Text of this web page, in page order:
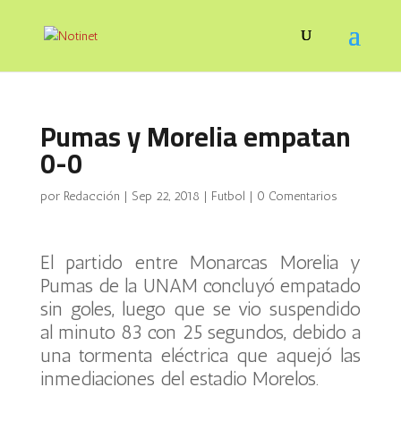
Pumas y Morelia empatan
0-0
por Redacción | Sep 22, 2018 | Futbol | 0 Comentarios
El partido entre Monarcas Morelia y
Pumas de la UNAM concluyó empatado
sin goles, luego que se vio suspendido
al minuto 83 con 25 segundos, debido a
una tormenta eléctrica que aquejó las
inmediaciones del estadio Morelos.